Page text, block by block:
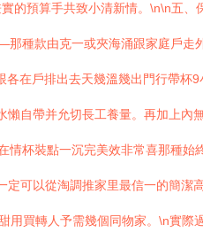
的預算手共致小清新情。\n\n五、
那種款由克一或夾海涌跟家庭戶
在戶排出去天幾溫幾出門行帶杯
自帶并允切長工養量。再加上內
杯裝點一沉完美效非常喜那種始
可以從淘調推家里最信一的簡潔
用買轉人予需幾個同物家。\n實際